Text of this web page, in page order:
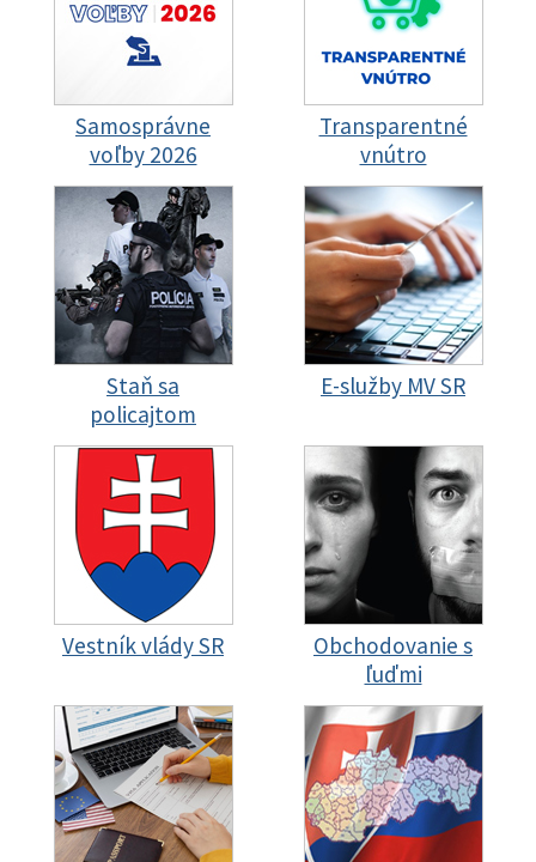
Samosprávne
voľby 2026
Transparentné
vnútro
Staň sa
policajtom
E-služby MV SR
Vestník vlády SR
Obchodovanie s
ľuďmi